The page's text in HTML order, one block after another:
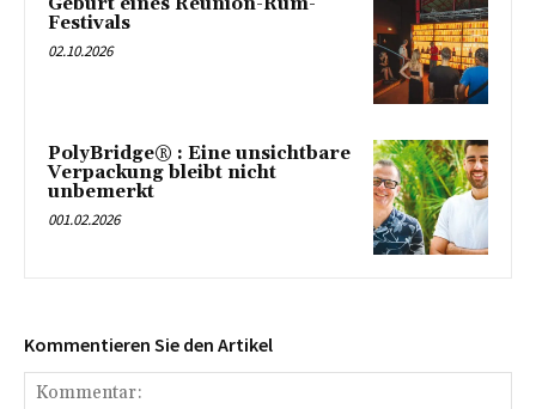
Festivals
02.10.2026
PolyBridge® : Eine unsichtbare
Verpackung bleibt nicht
unbemerkt
001.02.2026
Kommentieren Sie den Artikel